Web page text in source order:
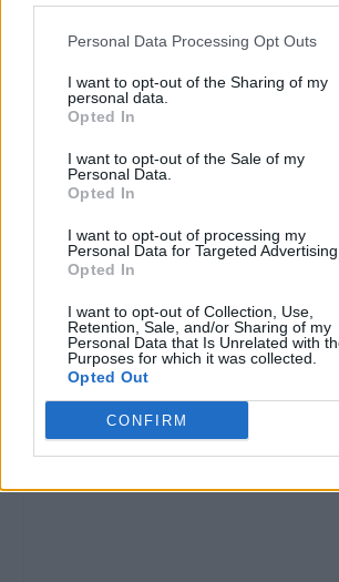
Personal Data Processing Opt Outs
I want to opt-out of the Sharing of my
personal data.
Opted In
I want to opt-out of the Sale of my
Personal Data.
Opted In
I want to opt-out of processing my
Personal Data for Targeted Advertising.
Opted In
I want to opt-out of Collection, Use,
Retention, Sale, and/or Sharing of my
Personal Data that Is Unrelated with
Purposes for which it was collected.
Opted Out
CONFIRM